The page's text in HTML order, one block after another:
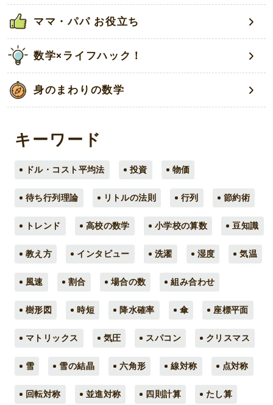
ママ・パパ お役立ち
数学×ライフハック！
身のまわりの数学
キーワード
ドル・コスト平均法 投資 物価
待ち行列理論 リトルの法則 行列 節約術
トレンド 高校の数学 小学校の算数 豆知識
教え方 インタビュー 洗濯 湿度 気温
風速 割合 場合の数 組み合わせ
樹形図 時短 降水確率 傘 座標平面
マトリックス 気圧 スパコン クリスマス
雪 雪の結晶 六角形 線対称 点対称
回転対称 並進対称 四則計算 たし算